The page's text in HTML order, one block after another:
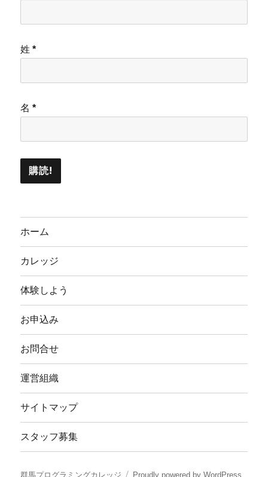
姓*
名*
ホーム
カレッジ
体験しよう
お申込み
お問合せ
運営組織
サイトマップ
スタッフ募集
群馬プログラミングカレッジ Proudly powered by WordPress